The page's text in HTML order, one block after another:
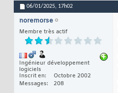
06/01/2025, 17h02
noremorse
Membre très actif
Ingénieur développement
logiciels
Inscrit en
Octobre 2002
Messages
208